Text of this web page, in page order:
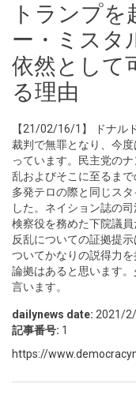
トランプを
ー・ミスタ
依然として
る理由
【21/02/16/1】 ドナル
裁判で無罪となり、今
っています。民主党の
乱およびそこに至るま
多発テロの際と同じス
した。ネイション誌の
検察役を務めた下院議
反乱についての証拠提
ついてかなりの説得力
論拠はあると思います
言います。
dailynews date: 2021/
記事番号: 1
https://